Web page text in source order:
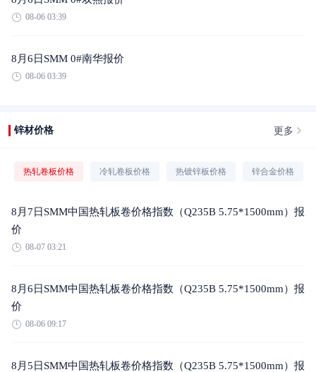
08-06 03:39
8月6日SMM 0#南华报价
08-06 03:39
锌材价格 更多
热轧卷板价格 冷轧卷板价格 热镀锌板价格 锌合金价格
8月7日SMM中国热轧板卷价格指数（Q235B 5.75*1500mm）报
价
08-07 03:21
8月6日SMM中国热轧板卷价格指数（Q235B 5.75*1500mm）报
价
08-06 09:17
8月5日SMM中国热轧板卷价格指数（Q235B 5.75*1500mm）报